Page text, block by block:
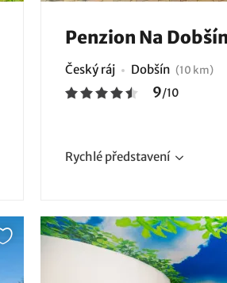
Penzion Na
Český ráj Dobšín (10 km)
9/10
Rychlé představení